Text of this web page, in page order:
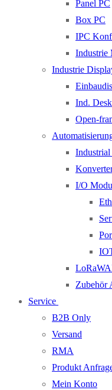
Panel PC
Box PC
IPC
Industrie
Industrie
Ind.
Open-
Industrial
I/O
Zubehör
Service
B2B Only
Versand
RMA
Produkt
Mein Konto